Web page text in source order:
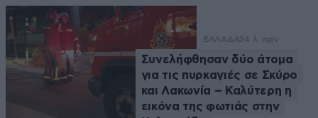
ΕΛΛΑΔΑ34 λ. πριν
Συνελήφθησαν δύο άτομα
για τις πυρκαγιές σε Σκύρο
και Λακωνία – Καλύτερη η
εικόνα της φωτιάς στην